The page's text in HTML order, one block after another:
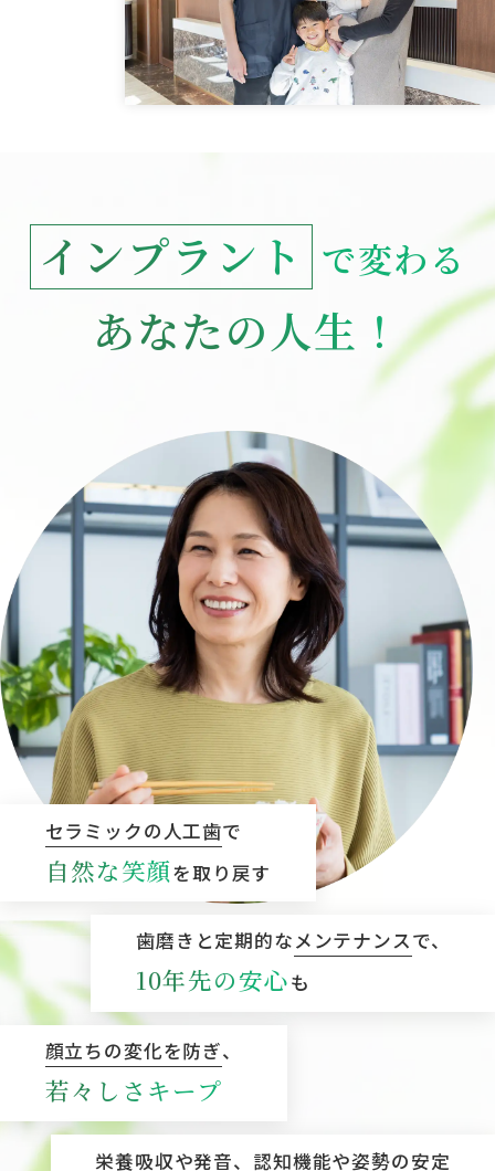
インプラント で変わる
あなたの人生！
セラミックの人工歯で
自然な笑顔を取り戻す
歯磨きと定期的なメンテナンスで、
10年先の安心も
顔立ちの変化を防ぎ、
若々しさキープ
栄養吸収や発音、 認知機能や姿勢の安定